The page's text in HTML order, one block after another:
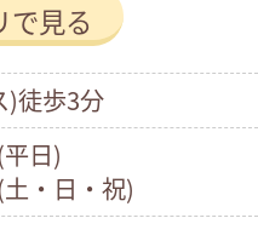
で見る
)徒歩3分
日)
・日・祝)